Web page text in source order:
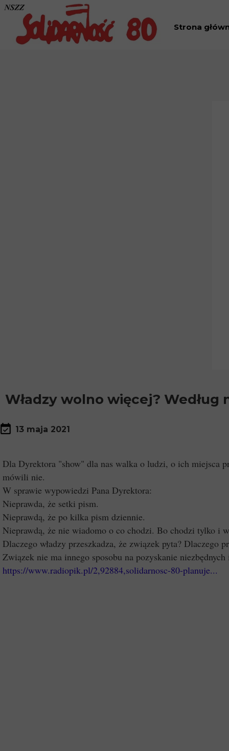
13 maja 2021
Dla Dyrektora "show" dla nas walka o ludzi, o ich miejsca
mówili nie.
W sprawie wypowiedzi Pana Dyrektora:
Nieprawda, że setki pism.
Nieprawdą, że po kilka pism dziennie.
Nieprawdą, że nie wiadomo o co chodzi. Bo chodzi tylko i
Dlaczego władzy przeszkadza, że związek pyta? Dlaczego
Związek nie ma innego sposobu na pozyskanie
https://www.radiopik.pl/2,92884,solidarnosc-80-planuje...
Władzy wolno więcej? Według
Strona